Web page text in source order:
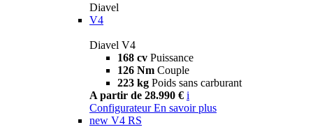
Diavel
V4
Diavel V4
168 cv Puissance
126 Nm Couple
223 kg Poids sans carburant
A partir de 28.990 € i
Configurateur En savoir plus
new V4 RS